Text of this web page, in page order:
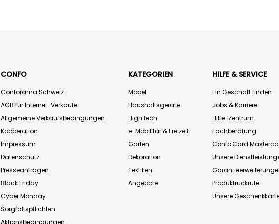
CONFO
Conforama Schweiz
AGB für Internet-Verkäufe
Allgemeine Verkaufsbedingungen
Kooperation
Impressum
Datenschutz
Presseanfragen
Black Friday
Cyber Monday
Sorgfaltspflichten
KATEGORIEN
Möbel
Haushaltsgeräte
High tech
e-Mobilität & Freizeit
Garten
Dekoration
Textilien
Angebote
HILFE & SERVICE
Ein Geschäft finden
Jobs & Karriere
Hilfe-Zentrum
Fachberatung
Confo'Card
Unsere
Produktrückrufe
Unsere